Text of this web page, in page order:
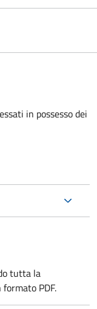
in possesso dei
tutta la
PDF.